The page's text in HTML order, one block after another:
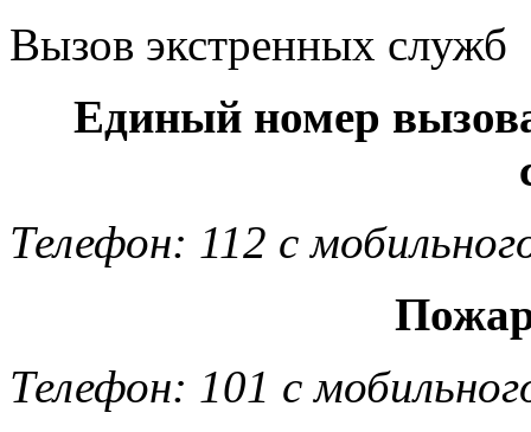
Вызов экстренных служб
Единый номер
Телефон: 112 с
Телефон: 101 с